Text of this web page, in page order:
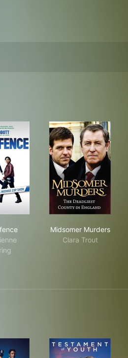
Midsomer Murders
Clara Trout